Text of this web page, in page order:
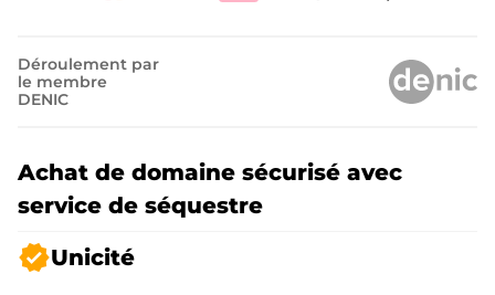
Déroulement par
le membre
DENIC
Achat de domaine sécurisé avec
service de séquestre
verifiedUnicité